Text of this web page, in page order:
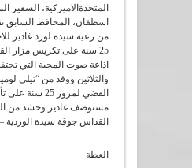
المتحدةالاميركية، السفير
اسطفان، المحافظ السابق
من رعية سيدة لورد غادير
25 سنة على تكريس مزار
اذاعة صوت المحبة التي
والثلاثين ووفد من “تيلي
الفضي لمرور 25
مستوصف غادير وحشد من
القداس جوقة سيدة الوردية –
العظة